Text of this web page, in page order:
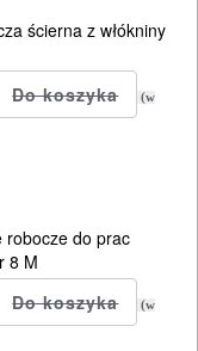
ścierna z włókniny
(w
robocze do prac
8 M
(w